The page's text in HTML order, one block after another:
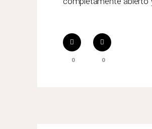
0 0